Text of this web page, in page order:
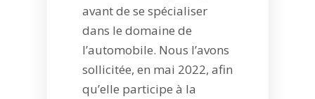
avant de se spécialiser
dans le domaine de
l’automobile. Nous l’avons
sollicitée, en mai 2022, afin
qu’elle participe à la